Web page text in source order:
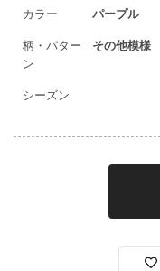
カラー パープル
柄・パター
ン
その他模様
シーズン